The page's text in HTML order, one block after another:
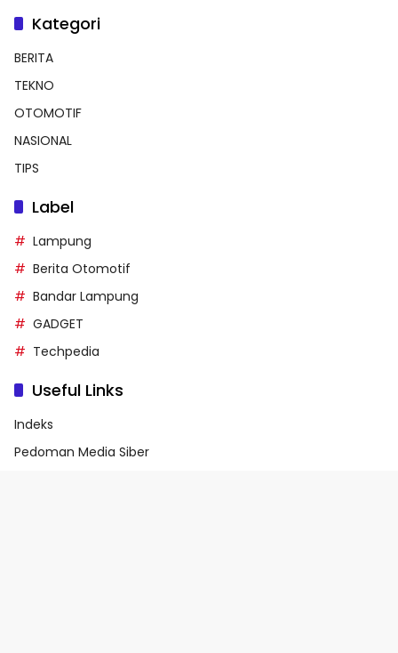
Kategori
BERITA
TEKNO
OTOMOTIF
NASIONAL
TIPS
Label
Lampung
Berita Otomotif
Bandar Lampung
GADGET
Techpedia
Useful Links
Indeks
Pedoman Media Siber